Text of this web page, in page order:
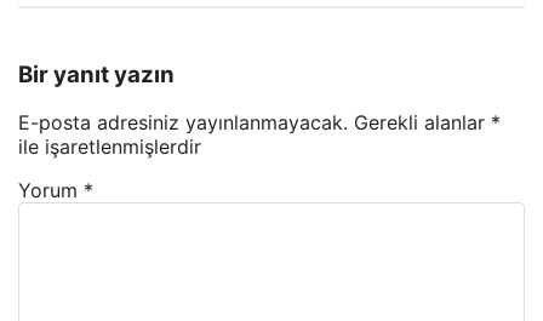
Bir yanıt yazın
E-posta adresiniz yayınlanmayacak. Gerekli alanlar *
ile işaretlenmişlerdir
Yorum *